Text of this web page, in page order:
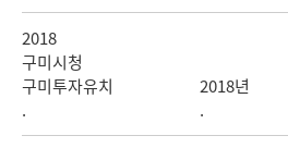
2018
구미시청
구미투자유치
2018년
.
.